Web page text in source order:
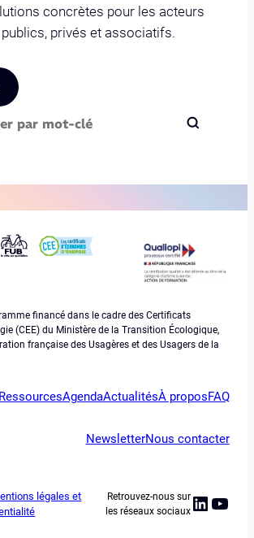
concrètes pour les acteurs
privés et associatifs.
financé dans le cadre des Certificats
(CEE) du Ministère de la Transition Écologique,
française des Usagères et des Usagers de la
RessourcesAgendaActualitésÀ proposFAQ
NewsletterNous contacter
légales et
Retrouvez-nous sur
les réseaux sociaux